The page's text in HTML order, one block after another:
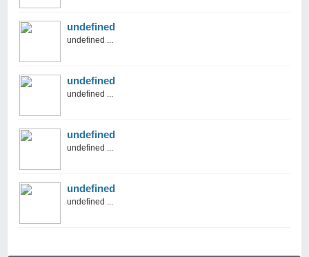
undefined
undefined ...
undefined
undefined ...
undefined
undefined ...
undefined
undefined ...